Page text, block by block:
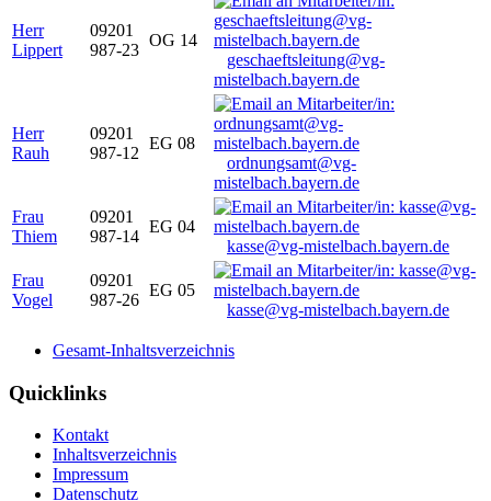
Herr
Lippert
09201
987-23
OG 14
geschaeftsleitung@vg-
mistelbach.bayern.de
Herr
Rauh
09201
987-12
EG 08
ordnungsamt@vg-
mistelbach.bayern.de
Frau
Thiem
09201
987-14
EG 04
kasse@vg-mistelbach.bayern.de
Frau
Vogel
09201
987-26
EG 05
kasse@vg-mistelbach.bayern.de
Gesamt-Inhaltsverzeichnis
Quicklinks
Kontakt
Inhaltsverzeichnis
Impressum
Datenschutz